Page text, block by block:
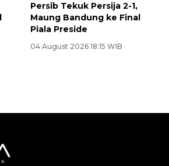
Persib Tekuk Persija 2-1,
Maung Bandung ke Final
Piala Preside
04 August 2026 18:15 WIB